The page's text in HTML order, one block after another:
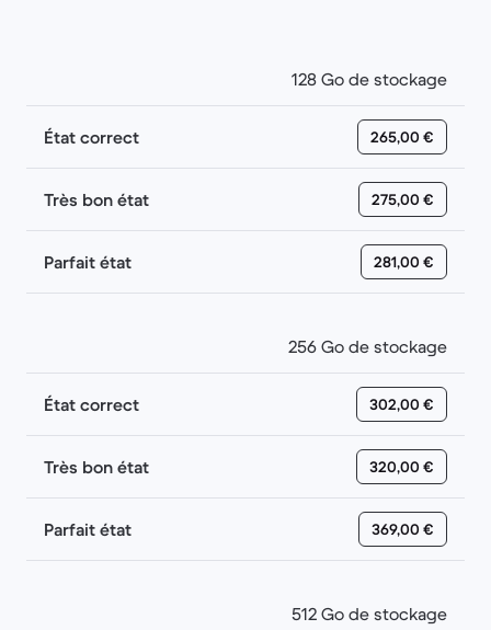
128 Go de stockage
État correct 265,00 €
Très bon état 275,00 €
Parfait état 281,00 €
256 Go de stockage
État correct 302,00 €
Très bon état 320,00 €
Parfait état 369,00 €
512 Go de stockage